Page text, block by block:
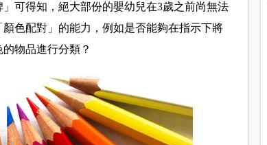
可得知，絕大部份的嬰幼兒在3歲之前尚無法
色配對」的能力，例如是否能夠在指示下將
物品進行分類？